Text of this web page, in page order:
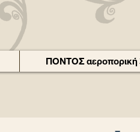
ΠΟΝΤΟΣ αεροπορική